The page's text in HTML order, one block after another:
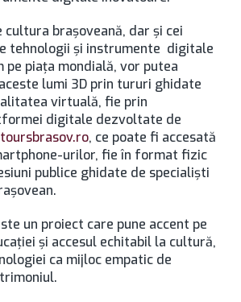
cultura brașoveană, dar și cei
tehnologii și instrumente digitale
pe piața mondială, vor putea
lumi 3D prin tururi ghidate
virtuală, fie prin
digitale dezvoltate de
, ce poate fi accesată
urilor, fie în format fizic
publice ghidate de specialiști
un proiect care pune accent pe
și accesul echitabil la cultură,
ca mijloc empatic de